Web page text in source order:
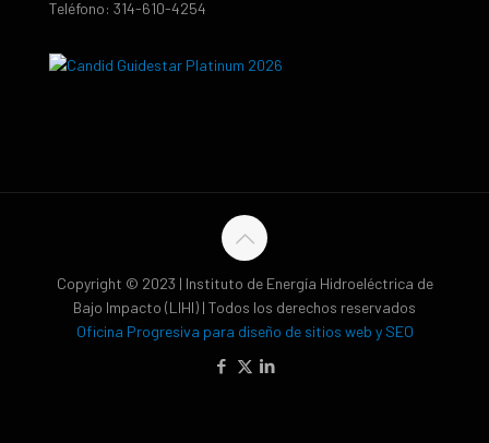
Teléfono: 314-610-4254
Copyright © 2023 | Instituto de Energía Hidroeléctrica de
Bajo Impacto (LIHI) | Todos los derechos reservados
Oficina Progresiva para diseño de sitios web y SEO